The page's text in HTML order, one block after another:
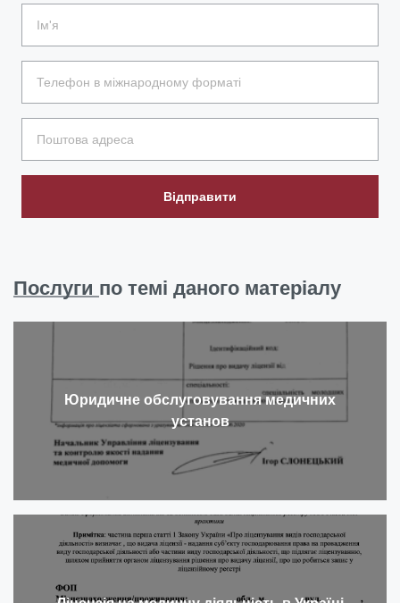
Відправити
Послуги по темі даного матеріалу
Юридичне обслуговування медичних
установ